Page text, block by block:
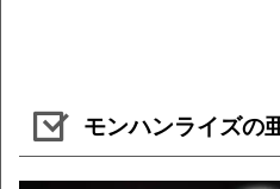
モンハンライズの